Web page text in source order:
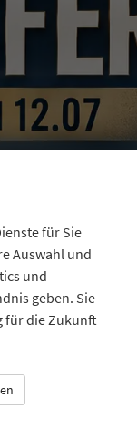
für Sie
Auswahl und
und
geben. Sie
für die Zukunft